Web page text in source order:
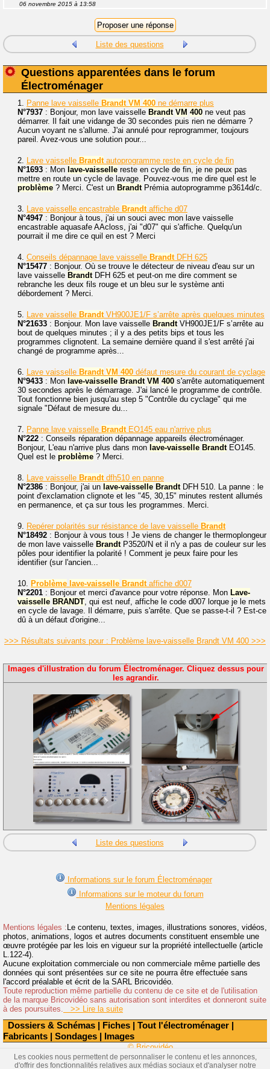
Dossiers & Schémas | Fiches | Tout l'électroménager |
Fabricants | Sondages | Images
06 novembre 2015 à 13:58
Liste des questions
Questions apparentées dans le forum
Électroménager
1. Panne lave vaisselle Brandt VM 400 ne démarre plus
N°7937 : Bonjour, mon lave vaisselle Brandt VM 400 ne veut pas
démarrer. Il fait une vidange de 30 secondes puis rien ne démarre ?
Aucun voyant ne s'allume. J'ai annulé pour reprogrammer, toujours
pareil. Avez-vous une solution pour...
2. Lave vaisselle Brandtautoprogramme reste en cycle de fin
N°1693 : Mon lave-vaisselle reste en cycle de fin, je ne peux pas
mettre en route un cycle de lavage. Pouvez-vous me dire quel est le
problème ? Merci. C'est un BrandtPrémia autoprogramme p3614d/c.
3. Lave vaisselle encastrable Brandtaffiche d07
N°4947 : Bonjour à tous, j'ai un souci avec mon lave vaisselle
encastrable aquasafe AAcloss, j'ai "d07" qui s'affiche. Quelqu'un
pourrait il me dire ce quil en est ? Merci
4. Conseils dépannage lave vaisselle BrandtDFH 625
N°15477 : Bonjour. Où se trouve le détecteur de niveau d'eau sur un
lave vaisselle BrandtDFH 625 et peut-on me dire comment se
rebranche les deux fils rouge et un bleu sur le système anti
débordement ? Merci.
5. Lave vaisselle BrandtVH900JE1/F s’arrête après quelques minutes
N°21633 : Bonjour. Mon lave vaisselle BrandtVH900JE1/F s’arrête au
bout de quelques minutes ; il y a des petits bips et tous les
programmes clignotent. La semaine dernière quand il s'est arrêté j'ai
changé de programme après...
6. Lave vaisselle Brandt VM 400 défaut mesure du courant de cyclage
N°9433 : Mon lave-vaisselle Brandt VM 400 s'arrête automatiquement
30 secondes après le démarrage. J'ai lancé le programme de contrôle.
Tout fonctionne bien jusqu'au step 5 "Contrôle du cyclage" qui me
signale "Défaut de mesure du...
7. Panne lave vaisselle BrandtEO145 eau n'arrive plus
N°222 : Conseils réparation dépannage appareils électroménager.
Bonjour, L'eau n'arrive plus dans mon lave-vaisselle BrandtEO145.
Quel est le problème ? Merci.
8. Lave vaisselle Brandtdfh510 en panne
N°2386 : Bonjour, j'ai un lave-vaisselle BrandtDFH 510. La panne : le
point d'exclamation clignote et les "45, 30,15" minutes restent allumés
en permanence, et ça sur tous les programmes. Merci.
9. Repérer polarités sur résistance de lave vaisselle Brandt
N°18492 : Bonjour à vous tous ! Je viens de changer le thermoplongeur
de mon lave vaisselle BrandtP3520/N et il n'y a pas de couleur sur les
pôles pour identifier la polarité ! Comment je peux faire pour les
identifier (sur l'ancien...
10. Problème lave-vaisselle Brandtaffiche d007
N°2201 : Bonjour et merci d'avance pour votre réponse. Mon Lave-
vaisselle BRANDT, qui est neuf, affiche le code d007 lorque je le mets
en cycle de lavage. Il démarre, puis s'arrête. Que se passe-t-il ? Est-ce
dû à un défaut d'origine...
>>> Résultats suivants pour : Problème lave-vaisselle Brandt VM 400 >>>
Images d'illustration du forum Électroménager. Cliquez dessus pour
les agrandir.
Liste des questions
Informations sur le forum Électroménager
Informations sur le moteur du forum
Mentions légales
Mentions légales : Le contenu, textes, images, illustrations sonores, vidéos,
photos, animations, logos et autres documents constituent ensemble une
œuvre protégée par les lois en vigueur sur la propriété intellectuelle (article
L.122-4).
Aucune exploitation commerciale ou non commerciale même partielle des
données qui sont présentées sur ce site ne pourra être effectuée sans
l'accord préalable et écrit de la SARL Bricovidéo.
Toute reproduction même partielle du contenu de ce site et de l'utilisation
de la marque Bricovidéo sans autorisation sont interdites et donneront suite
à des poursuites.
>> Lire la suite
© Bricovidéo
Les cookies nous permettent de personnaliser le contenu et les annonces,
d'offrir des fonctionnalités relatives aux médias sociaux et d'analyser notre